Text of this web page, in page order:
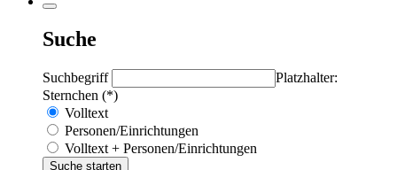
Suche
Suchbegriff
Platzhalter:
Sternchen (*)
Volltext
Personen/Einrichtungen
Volltext + Personen/Einrichtungen